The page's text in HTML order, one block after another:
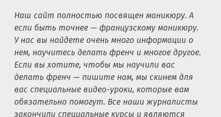
Наш сайт полностью посвящен маникюру. А
если быть точнее — французскому маникюру.
У нас вы найдете очень много информации о
нем, научитесь делать френч и многое другое.
Если вы хотите, чтобы мы научили вас
делать френч — пишите нам, мы скинем для
вас специальные видео-уроки, которые вам
обязательно помогут. Все наши журналисты
закончили специальные курсы и являются